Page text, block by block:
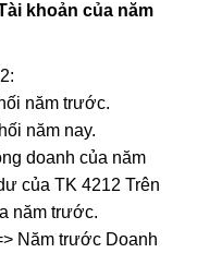
khoản của năm
năm trước.
năm nay.
doanh của năm
của TK 4212 Trên
năm trước.
Năm trước Doanh